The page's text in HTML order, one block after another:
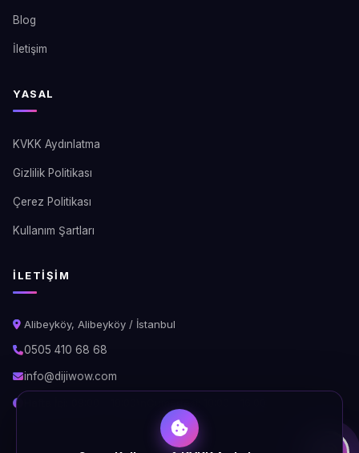
Blog
İletişim
YASAL
KVKK Aydınlatma
Gizlilik Politikası
Çerez Politikası
Kullanım Şartları
İLETIŞIM
Alibeyköy, Alibeyköy / İstanbul
0505 410 68 68
info@dijiwow.com